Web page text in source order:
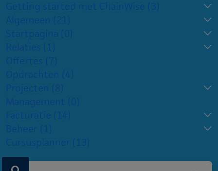
Getting started met ChainWise (3)
Algemeen (21)
Startpagina (0)
Relaties (1)
Offertes (7)
Opdrachten (4)
Projecten (8)
Management (0)
Facturatie (14)
Beheer (1)
Cursusplanner (13)